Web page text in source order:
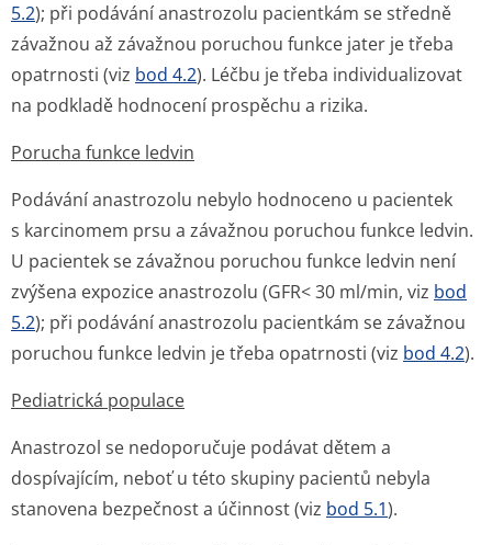
5.2); při podávání anastrozolu pacientkám se středně
závažnou až závažnou poruchou funkce jater je třeba
opatrnosti (viz bod 4.2). Léčbu je třeba individualizovat
na podkladě hodnocení prospěchu a rizika.
Porucha funkce ledvin
Podávání anastrozolu nebylo hodnoceno u pacientek
s karcinomem prsu a závažnou poruchou funkce ledvin.
U pacientek se závažnou poruchou funkce ledvin není
zvýšena expozice anastrozolu (GFR< 30 ml/min, viz bod
5.2); při podávání anastrozolu pacientkám se závažnou
poruchou funkce ledvin je třeba opatrnosti (viz bod 4.2).
Pediatrická populace
Anastrozol se nedoporučuje podávat dětem a
dospívajícím, neboť u této skupiny pacientů nebyla
stanovena bezpečnost a účinnost (viz bod 5.1).